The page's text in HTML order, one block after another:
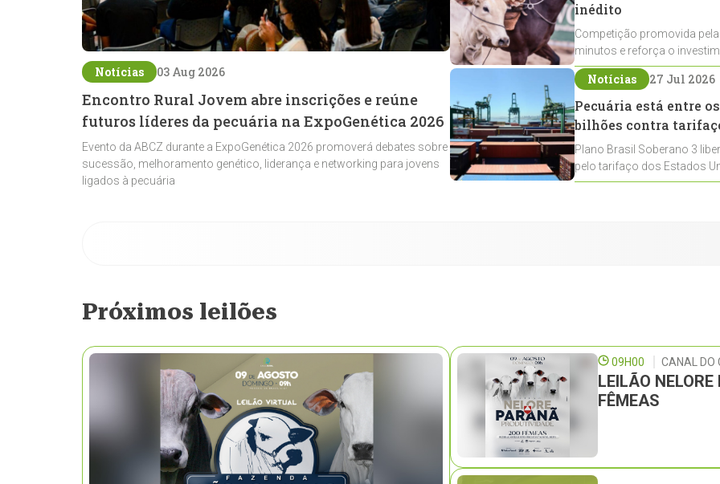
Notícias 03 Aug 2026
Encontro Rural Jovem abre inscrições e reúne
futuros líderes da pecuária na ExpoGenética 2026
Evento da ABCZ durante a ExpoGenética 2026 promoverá debates sobre
sucessão, melhoramento genético, liderança e networking para jovens
ligados à pecuária
inédito
Competição promovida
minutos e reforça o
Crioulos voltados ao laço
Notícias 27 Jul 2026
Pecuária está entre
bilhões contra
Plano Brasil Soberano 3
pelo tarifaço dos Estados
contemplados
Próximos leilões
09H00 CANAL DO
LEILÃO
FÊMEAS